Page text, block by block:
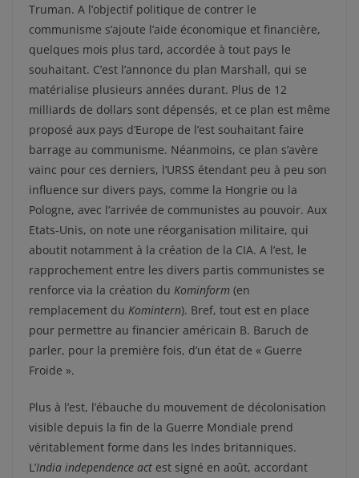
Truman. A l’objectif politique de contrer le
communisme s’ajoute l’aide économique et financière,
quelques mois plus tard, accordée à tout pays le
souhaitant. C’est l’annonce du plan Marshall, qui se
matérialise plusieurs années durant. Plus de 12
milliards de dollars sont dépensés, et ce plan est même
proposé aux pays d’Europe de l’est souhaitant faire
barrage au communisme. Néanmoins, ce plan s’avère
vainc pour ces derniers, l’URSS étendant peu à peu son
influence sur divers pays, comme la Hongrie ou la
Pologne, avec l’arrivée de communistes au pouvoir. Aux
Etats-Unis, on note une réorganisation militaire, qui
aboutit notamment à la création de la CIA. A l’est, le
rapprochement entre les divers partis communistes se
renforce via la création du Kominform (en
remplacement du Komintern). Bref, tout est en place
pour permettre au financier américain B. Baruch de
parler, pour la première fois, d’un état de « Guerre
Froide ».
Plus à l’est, l’ébauche du mouvement de décolonisation
visible depuis la fin de la Guerre Mondiale prend
véritablement forme dans les Indes britanniques.
L’India independence act est signé en août, accordant